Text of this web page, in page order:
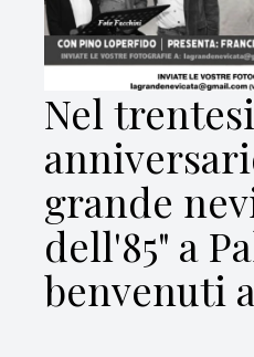
Nel
grande
dell'85" a
benvenuti